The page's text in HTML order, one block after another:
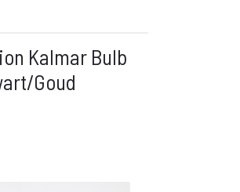
Kalmar Bulb
Goud